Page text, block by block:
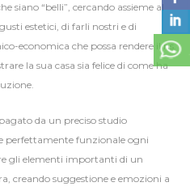
siano “belli”, cercando assieme al
estetici, di farli nostri e di
economica che possa rendere il ns.
la sua casa sia felice di come ha
da un preciso studio
perfettamente funzionale ogni
gli elementi importanti di un
creando suggestione e emozioni a